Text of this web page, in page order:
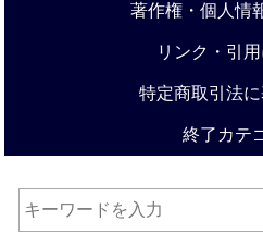
著作権・個人情
リンク・引
特定商取引法
終了カテ